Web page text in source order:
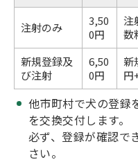
注射のみ
3,50
0円
注
数
新規登録及
び注射
6,50
0円
新
円
他市町村で犬の登録
を交換交付します。
必ず、登録が確認で
さい。